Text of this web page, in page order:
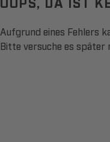
Aufgrund eines Fehlers
Bitte versuche es später